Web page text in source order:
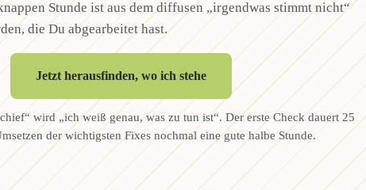
Stunde ist aus dem diffusen „irgendwas stimmt nicht“
die Du abgearbeitet hast.
Jetzt herausfinden, wo ich stehe
wird „ich weiß genau, was zu tun ist“. Der erste Check dauert 25
der wichtigsten Fixes nochmal eine gute halbe Stunde.